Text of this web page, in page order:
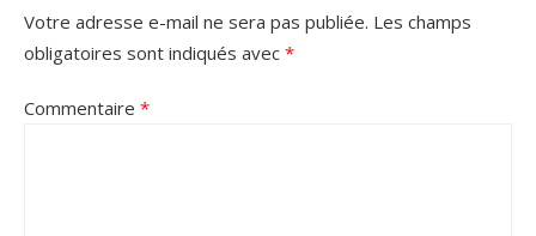
Votre adresse e-mail ne sera pas publiée. Les champs
obligatoires sont indiqués avec *
Commentaire *